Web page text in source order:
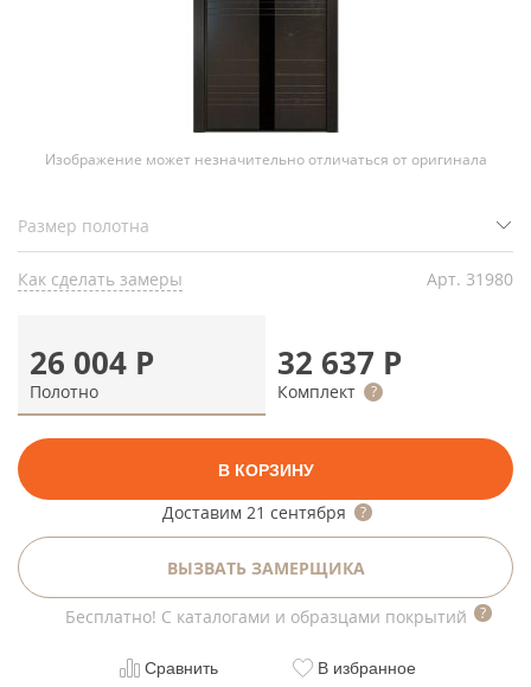
Изображение может незначительно отличаться от оригинала
Как сделать замеры Арт. 31980
26 004 Р
Полотно
32 637 Р
Комплект
В КОРЗИНУ
Доставим 21 сентября
ВЫЗВАТЬ ЗАМЕРЩИКА
Бесплатно! С каталогами и образцами покрытий
Сравнить В избранное